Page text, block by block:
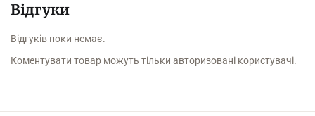
Відгуки
Відгуків поки немає.
Коментувати товар можуть тільки авторизовані користувачі.